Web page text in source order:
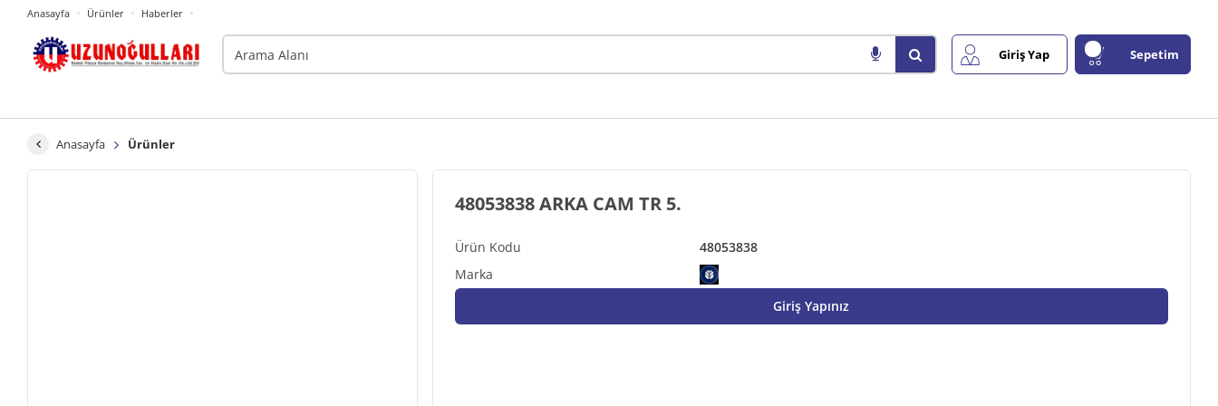
Anasayfa Ürünler Haberler
Giriş Yap Sepetim
Anasayfa Ürünler
48053838
48053838 ARKA CAM TR 5.
Giriş Yapınız